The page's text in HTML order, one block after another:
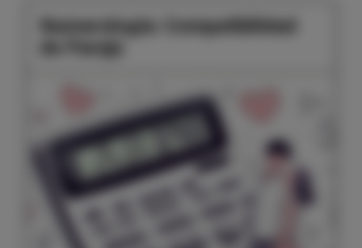
Numerología: Compatibilidad